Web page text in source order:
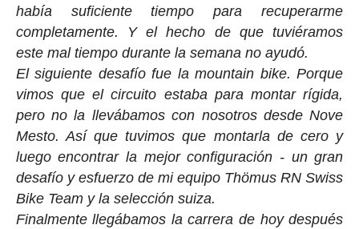
había suficiente tiempo para recuperarme
completamente. Y el hecho de que tuviéramos
este mal tiempo durante la semana no ayudó.
El siguiente desafío fue la mountain bike. Porque
vimos que el circuito estaba para montar rígida,
pero no la llevábamos con nosotros desde Nove
Mesto. Así que tuvimos que montarla de cero y
luego encontrar la mejor configuración - un gran
desafío y esfuerzo de mi equipo Thömus RN Swiss
Bike Team y la selección suiza.
Finalmente llegábamos la carrera de hoy después